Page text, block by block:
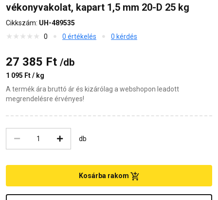
vékonyvakolat, kapart 1,5 mm 20-D 25 kg
Cikkszám: UH-489535
0
0 értékelés 0 kérdés
27 385 Ft /db
1 095 Ft / kg
A termék ára bruttó ár és kizárólag a webshopon leadott
megrendelésre érvényes!
db
Kosárba rakom